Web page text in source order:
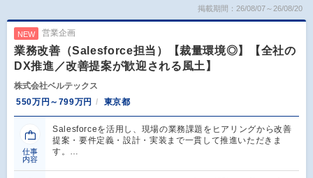
掲載期間：26/08/07～26/08/20
NEW 営業企画
業務改善（Salesforce担当）【裁量環境◎】【全社の
DX推進／改善提案が歓迎される風土】
株式会社ベルテックス
550万円～799万円
東京都
仕事
内容
Salesforceを活用し、現場の業務課題をヒアリングから改善
提案・要件定義・設計・実装まで一貫して推進いただきま
す。…